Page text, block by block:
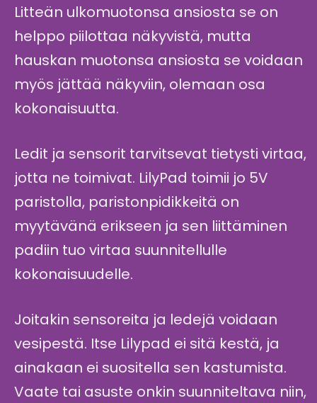
Litteän ulkomuotonsa ansiosta se on
helppo piilottaa näkyvistä, mutta
hauskan muotonsa ansiosta se voidaan
myös jättää näkyviin, olemaan osa
kokonaisuutta.
Ledit ja sensorit tarvitsevat tietysti virtaa,
jotta ne toimivat. LilyPad toimii jo 5V
paristolla, paristonpidikkeitä on
myytävänä erikseen ja sen liittäminen
padiin tuo virtaa suunnitellulle
kokonaisuudelle.
Joitakin sensoreita ja ledejä voidaan
vesipestä. Itse Lilypad ei sitä kestä, ja
ainakaan ei suositella sen kastumista.
Vaate tai asuste onkin suunniteltava niin,